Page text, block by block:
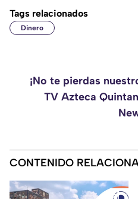
Tags relacionados
Dinero
¡No te pierdas
TV Azteca
CONTENIDO